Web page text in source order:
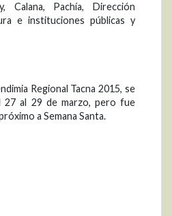
Calana, Pachía, Dirección
e instituciones públicas y
Regional Tacna 2015, se
27 al 29 de marzo, pero fue
a Semana Santa.